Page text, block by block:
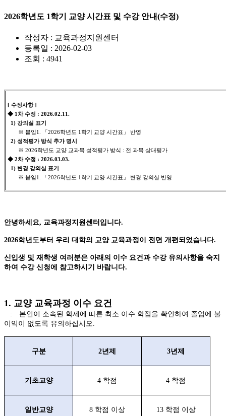
2026학년도 1학기 교양 시간표 및 수강 안내(수정)
작성자 : 교육과정지원센터
등록일 : 2026-02-03
조회 : 4941
[ 수정사항 ]
◆ 1차 수정 : 2026.02.11.
1) 강의실 표기
※ 붙임1. 「2026학년도 1학기 교양 시간표」 반영
2) 성적평가 방식 추가 명시
※ 2026학년도 교양 교과목 성적평가 방식 : 전 과목 상대평가
◆ 2차 수정 : 2026.03.03.
1) 변경 강의실 표기
※ 붙임1. 「2026학년도 1학기 교양 시간표」 변경 강의실 반영
안녕하세요, 교육과정지원센터입니다.
2026학년도부터 우리 대학의 교양 교육과정이 전면 개편되었습니다.
신입생 및 재학생 여러분은 아래의 이수 요건과 수강 유의사항을 숙지
하여 수강 신청에 참고하시기 바랍니다.
1. 교양 교육과정 이수 요건
: 본인이 소속된 학제에 따른 최소 이수 학점을 확인하여 졸업에 불
이익이 없도록 유의하십시오
구분 2년제 3년제
기초교양 4 학점 4 학점
일반교양 8 학점 이상 13 학점 이상